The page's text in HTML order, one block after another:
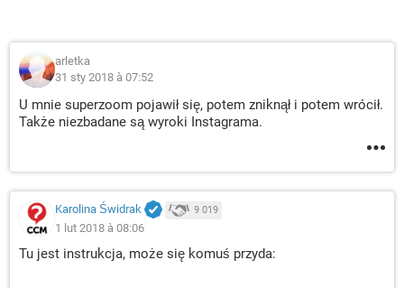
arletka
31 sty 2018 à 07:52
U mnie superzoom pojawił się, potem zniknął i potem wrócił.
Także niezbadane są wyroki Instagrama.
Karolina Świdrak 9 019
1 lut 2018 à 08:06
Tu jest instrukcja, może się komuś przyda: